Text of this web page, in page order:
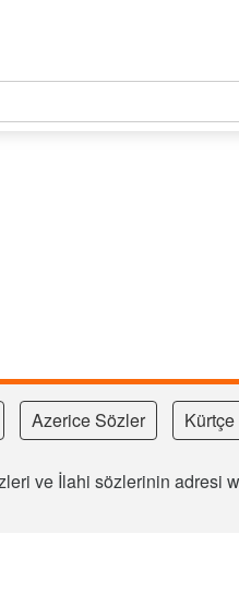
Azerice Sözler
ve İlahi sözlerinin adresi